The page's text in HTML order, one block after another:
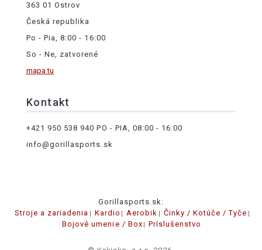
363 01 Ostrov
Česká republika
Po - Pia, 8:00 - 16:00
So - Ne, zatvorené
mapa tu
Kontakt
+421 950 538 940 PO - PIA, 08:00 - 16:00
info@gorillasports.sk
Gorillasports.sk:
Stroje a zariadenia
Kardio Aerobik
Činky / Kotúče / Tyče
Bojové umenie / Box
Príslušenstvo